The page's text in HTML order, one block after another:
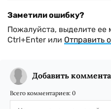
Заметили ошибку?
Пожалуйста, выделите
Ctrl+Enter или Отправить
Добавить
Всего комментариев: 0